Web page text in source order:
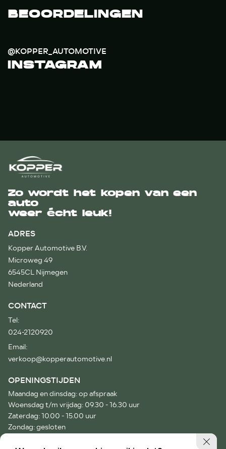
BEOORDELINGEN
@KOPPER_AUTOMOTIVE
INSTAGRAM
Zo wordt het kopen van een
auto
weer écht leuk!
ADRES
Kopper Automotive B.V.
Microweg 49
6545CL Nijmegen
Nederland
CONTACT
Tel:
024-2120920
Email:
verkoop@kopperautomotive.nl
OPENINGSTIJDEN
Maandag en dinsdag: op afspraak
Woensdag t/m vrijdag: 09.30 - 16.30 uur
Zaterdag: 10.00 - 15.00 uur
Zondag: gesloten